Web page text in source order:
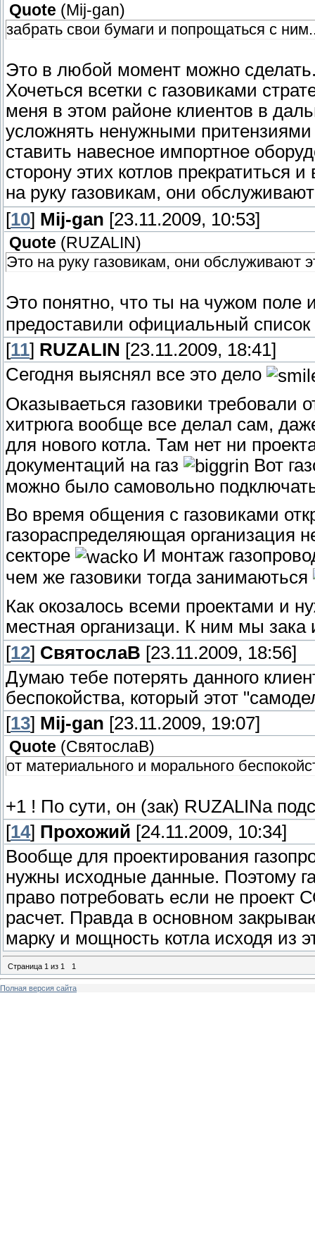
Quote (Mij-gan)
забрать свои бумаги и попрощаться с
Это в любой момент можно
Хочеться всетки с газовиками
меня в этом районе клиентов в
усложнять ненужными
ставить навесное импортное
сторону этих котлов прекратиться
на руку газовикам, они
[10] Mij-gan [23.11.2009, 10:53]
Quote ( RUZALIN )
Это на руку газовикам, они обслуживают
Это понятно, что ты на чужом поле
предоставили официальный список
[11] RUZALIN [23.11.2009, 18:41]
Сегодня выяснял все это дело
Оказываеться газовики требовали
хитрюга вообще все делал сам,
для нового котла. Там нет ни
документаций на газ
Вот
можно было самовольно
Во время общения с газовиками
газораспределяющая организация
секторе
И монтаж
чем же газовики тогда занимаються
Как окозалось всеми проектами и
местная организаци. К ним мы
[12] СвятослаВ [23.11.2009, 18:56]
Думаю тебе потерять данного
беспокойства, который этот
[13] Mij-gan [23.11.2009, 19:07]
Quote (СвятослаВ)
от материального и морального
+1 ! По сути, он (зак) RUZALINа
[14] Прохожий [24.11.2009, 10:34]
Вообще для проектирования
нужны исходные данные. Поэтому
право потребовать если не проект
расчет. Правда в основном
марку и мощность котла исходя из
Страница 1 из 1 1
Полная версия сайта